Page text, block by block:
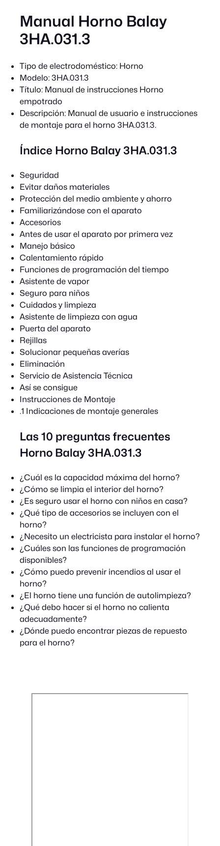
Manual Horno Balay
3HA.031.3
Tipo de electrodoméstico: Horno
Modelo: 3HA.031.3
Título: Manual de instrucciones Horno
empotrado
Descripción: Manual de usuario e instrucciones
de montaje para el horno 3HA.031.3.
Índice Horno Balay 3HA.031.3
Seguridad
Evitar daños materiales
Protección del medio ambiente y ahorro
Familiarizándose con el aparato
Accesorios
Antes de usar el aparato por primera vez
Manejo básico
Calentamiento rápido
Funciones de programación del tiempo
Asistente de vapor
Seguro para niños
Cuidados y limpieza
Asistente de limpieza con agua
Puerta del aparato
Rejillas
Solucionar pequeñas averías
Eliminación
Servicio de Asistencia Técnica
Así se consigue
Instrucciones de Montaje
.1 Indicaciones de montaje generales
Las 10 preguntas frecuentes
Horno Balay 3HA.031.3
¿Cuál es la capacidad máxima del horno?
¿Cómo se limpia el interior del horno?
¿Es seguro usar el horno con niños en casa?
¿Qué tipo de accesorios se incluyen con el
horno?
¿Necesito un electricista para instalar el horno?
¿Cuáles son las funciones de programación
disponibles?
¿Cómo puedo prevenir incendios al usar el
horno?
¿El horno tiene una función de autolimpieza?
¿Qué debo hacer si el horno no calienta
adecuadamente?
¿Dónde puedo encontrar piezas de repuesto
para el horno?